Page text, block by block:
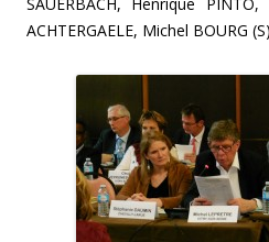
ACHTERGAELE, Michel BOURG (S)